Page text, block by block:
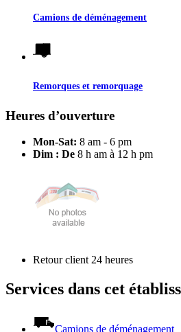
Camions de déménagement
Remorques et remorquage
Heures d’ouverture
Mon-Sat: 8 am - 6 pm
Dim : De 8 h am à 12 h pm
Retour client 24 heures
Services dans cet
Camions de déménagement